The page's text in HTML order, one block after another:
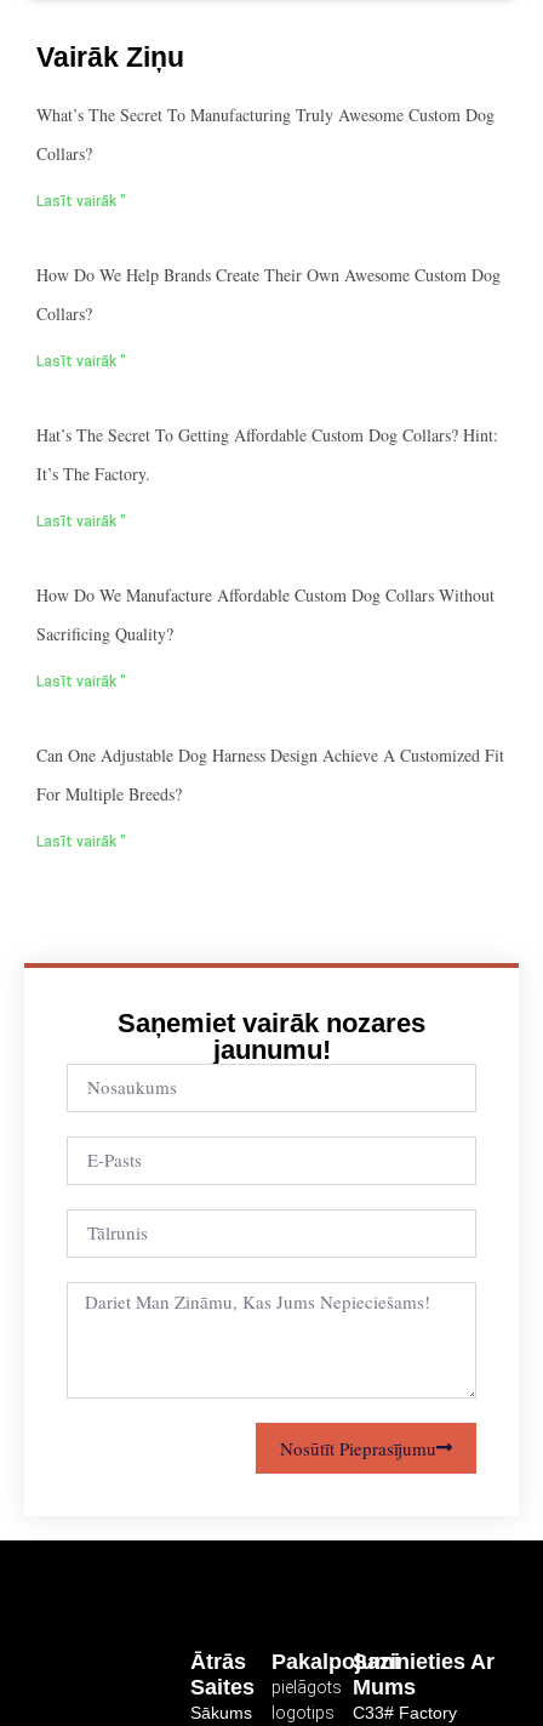
Vairāk Ziņu
What’s The Secret To Manufacturing Truly Awesome Custom Dog
Collars?
Lasīt vairāk "
How Do We Help Brands Create Their Own Awesome Custom Dog
Collars?
Lasīt vairāk "
Hat’s The Secret To Getting Affordable Custom Dog Collars? Hint:
It’s The Factory.
Lasīt vairāk "
How Do We Manufacture Affordable Custom Dog Collars Without
Sacrificing Quality?
Lasīt vairāk "
Can One Adjustable Dog Harness Design Achieve A Customized Fit
For Multiple Breeds?
Lasīt vairāk "
Saņemiet vairāk nozares
jaunumu!
Nosūtīt Pieprasījumu
Pakalpojumi
pielāgots
logotips
Ātrās
Saites
Sākums
Sazinieties Ar
Mums
C33# Factory